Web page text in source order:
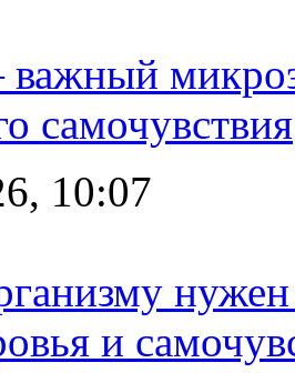
самочувствия
10:07
и